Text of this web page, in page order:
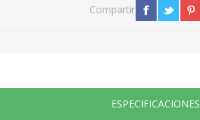
Compartir
ESPECIFICACIONES